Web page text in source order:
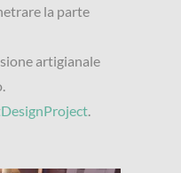
la parte
artigianale
.